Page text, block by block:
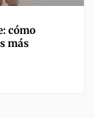
cómo
más